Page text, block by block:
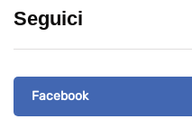
Seguici
Facebook